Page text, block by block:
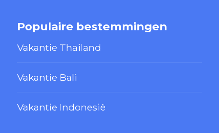
Populaire bestemmingen
Vakantie Thailand
Vakantie Bali
Vakantie Indonesië